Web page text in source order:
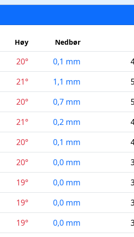
Høy Nedbør
20° 0,1 mm
21° 1,1 mm
20° 0,7 mm
21° 0,2 mm
20° 0,1 mm
20° 0,0 mm
19° 0,0 mm
19° 0,0 mm
19° 0,0 mm